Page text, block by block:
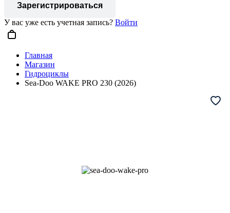
Зарегистрироваться
У вас уже есть учетная запись? Войти
Главная
Магазин
Гидроциклы
Sea-Doo WAKE PRO 230 (2026)